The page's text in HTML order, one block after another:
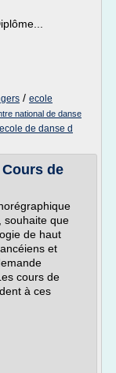
/ ecole
national de danse
ecole de danse d
de
souhaite que
de haut
et
cours de
à ces